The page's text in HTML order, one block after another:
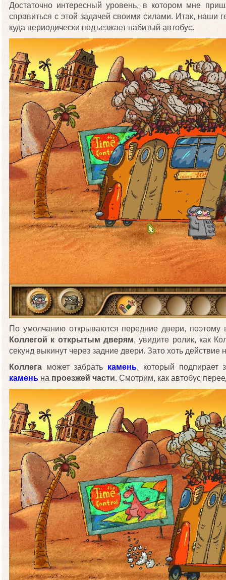
Достаточно интересный уровень, в котором мне
справиться с этой задачей своими силами. Итак, наши
куда периодически подъезжает набитый автобус.
По умолчанию открываются передние двери, поэтому
Коллегой к открытым дверям, увидите ролик, как
секунд выкинут через задние двери. Зато хоть действие
Коллега может забрать камень, который подпирает
камень на проезжей части. Смотрим, как автобус